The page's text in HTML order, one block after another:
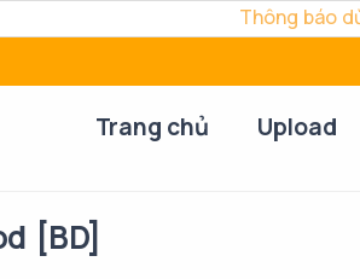
Thông báo
Trang chủ Upload
[BD]